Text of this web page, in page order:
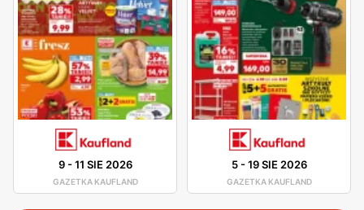
9-11 SIE 2026
GAZETKA KAUFLAND
5-19 SIE 2026
GAZETKA KAUFLAND